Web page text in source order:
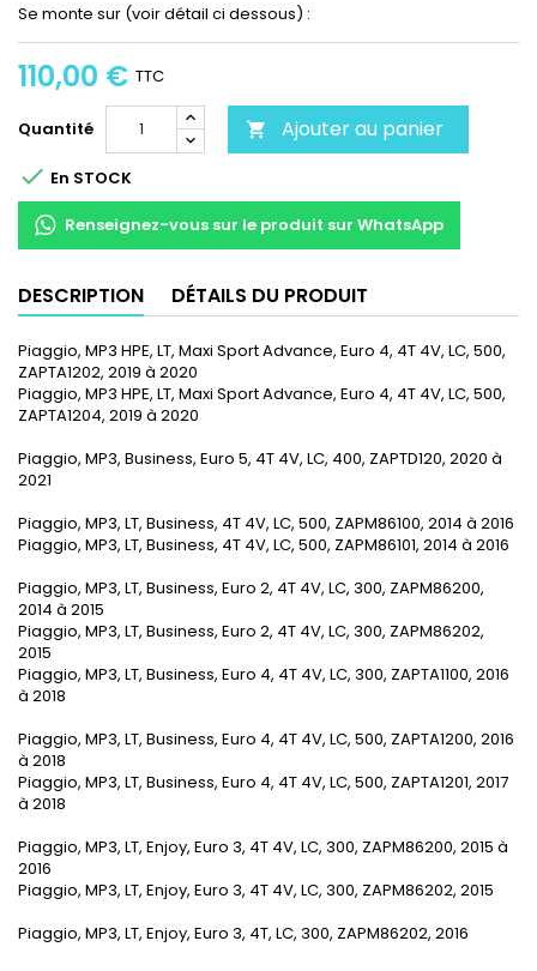
Se monte sur (voir détail ci dessous) :
110,00 € TTC
Quantité  Ajouter au panier
 En STOCK
Renseignez-vous sur le produit sur WhatsApp
DESCRIPTION DÉTAILS DU PRODUIT
Piaggio, MP3 HPE, LT, Maxi Sport Advance, Euro 4, 4T 4V, LC, 500,
ZAPTA1202, 2019 à 2020
Piaggio, MP3 HPE, LT, Maxi Sport Advance, Euro 4, 4T 4V, LC, 500,
ZAPTA1204, 2019 à 2020
Piaggio, MP3, Business, Euro 5, 4T 4V, LC, 400, ZAPTD120, 2020 à
2021
Piaggio, MP3, LT, Business, 4T 4V, LC, 500, ZAPM86100, 2014 à 2016
Piaggio, MP3, LT, Business, 4T 4V, LC, 500, ZAPM86101, 2014 à 2016
Piaggio, MP3, LT, Business, Euro 2, 4T 4V, LC, 300, ZAPM86200,
2014 à 2015
Piaggio, MP3, LT, Business, Euro 2, 4T 4V, LC, 300, ZAPM86202,
2015
Piaggio, MP3, LT, Business, Euro 4, 4T 4V, LC, 300, ZAPTA1100, 2016
à 2018
Piaggio, MP3, LT, Business, Euro 4, 4T 4V, LC, 500, ZAPTA1200, 2016
à 2018
Piaggio, MP3, LT, Business, Euro 4, 4T 4V, LC, 500, ZAPTA1201, 2017
à 2018
Piaggio, MP3, LT, Enjoy, Euro 3, 4T 4V, LC, 300, ZAPM86200, 2015 à
2016
Piaggio, MP3, LT, Enjoy, Euro 3, 4T 4V, LC, 300, ZAPM86202, 2015
Piaggio, MP3, LT, Enjoy, Euro 3, 4T, LC, 300, ZAPM86202, 2016